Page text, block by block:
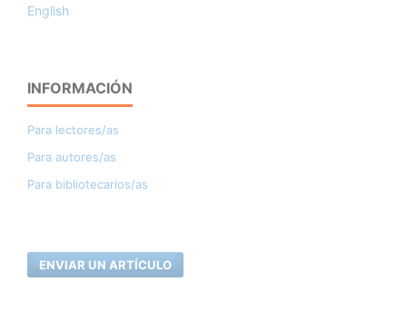
English
INFORMACIÓN
Para lectores/as
Para autores/as
Para bibliotecarios/as
ENVIAR UN ARTÍCULO